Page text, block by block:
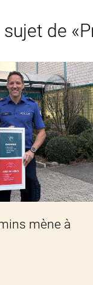
de
mène à